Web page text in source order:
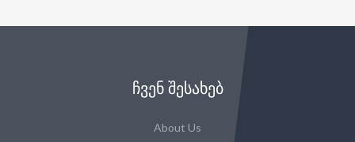
ᲩᲕᲔᲜ ᲨᲔᲡᲐᲮᲔᲑ
About Us